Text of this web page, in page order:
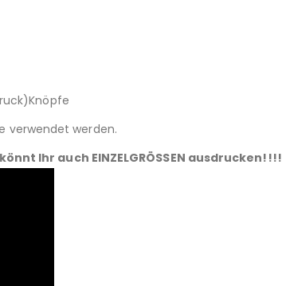
verwendet werden.
Ihr auch EINZELGRÖSSEN ausdrucken!!!!